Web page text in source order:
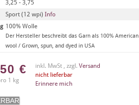
3,25 - 3,75
Sport (12 wpi) Info
100% Wolle
Der Hersteller beschreibt das Garn als 100% American
wool / Grown, spun, and dyed in USA
€
1 kg
inkl. MwSt , zzgl. Versand
nicht lieferbar
Erinnere mich